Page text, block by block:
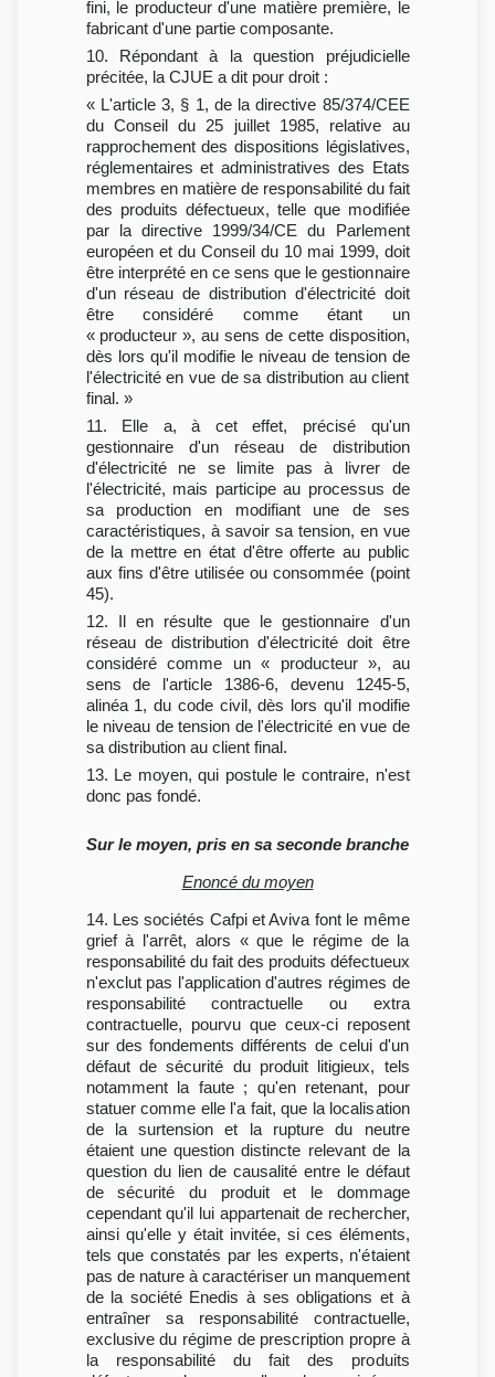
fini, le producteur d'une matière première, le
fabricant d'une partie composante.
10. Répondant à la question préjudicielle
précitée, la CJUE a dit pour droit :
« L'article 3, § 1, de la directive 85/374/CEE
du Conseil du 25 juillet 1985, relative au
rapprochement des dispositions législatives,
réglementaires et administratives des Etats
membres en matière de responsabilité du fait
des produits défectueux, telle que modifiée
par la directive 1999/34/CE du Parlement
européen et du Conseil du 10 mai 1999, doit
être interprété en ce sens que le gestionnaire
d'un réseau de distribution d'électricité doit
être considéré comme étant un
« producteur », au sens de cette disposition,
dès lors qu'il modifie le niveau de tension de
l'électricité en vue de sa distribution au client
final. »
11. Elle a, à cet effet, précisé qu'un
gestionnaire d'un réseau de distribution
d'électricité ne se limite pas à livrer de
l'électricité, mais participe au processus de
sa production en modifiant une de ses
caractéristiques, à savoir sa tension, en vue
de la mettre en état d'être offerte au public
aux fins d'être utilisée ou consommée (point
45).
12. Il en résulte que le gestionnaire d'un
réseau de distribution d'électricité doit être
considéré comme un « producteur », au
sens de l'article 1386-6, devenu 1245-5,
alinéa 1, du code civil, dès lors qu'il modifie
le niveau de tension de l'électricité en vue de
sa distribution au client final.
13. Le moyen, qui postule le contraire, n'est
donc pas fondé.
Sur le moyen, pris en sa seconde branche
Enoncé du moyen
14. Les sociétés Cafpi et Aviva font le même
grief à l'arrêt, alors « que le régime de la
responsabilité du fait des produits défectueux
n'exclut pas l'application d'autres régimes de
responsabilité contractuelle ou extra
contractuelle, pourvu que ceux-ci reposent
sur des fondements différents de celui d'un
défaut de sécurité du produit litigieux, tels
notamment la faute ; qu'en retenant, pour
statuer comme elle l'a fait, que la localisation
de la surtension et la rupture du neutre
étaient une question distincte relevant de la
question du lien de causalité entre le défaut
de sécurité du produit et le dommage
cependant qu'il lui appartenait de rechercher,
ainsi qu'elle y était invitée, si ces éléments,
tels que constatés par les experts, n'étaient
pas de nature à caractériser un manquement
de la société Enedis à ses obligations et à
entraîner sa responsabilité contractuelle,
exclusive du régime de prescription propre à
la responsabilité du fait des produits